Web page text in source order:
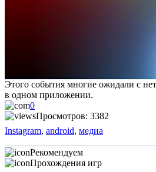
Этого события многие ожидали с
в одном приложении.
0
Просмотров: 3382
Instagram, android, медиа
Рекомендуем
Прохождения игр